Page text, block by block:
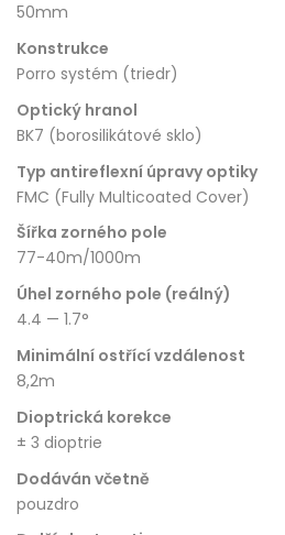
50mm
Konstrukce
Porro systém (triedr)
Optický hranol
BK7 (borosilikátové sklo)
Typ antireflexní úpravy optiky
FMC (Fully Multicoated Cover)
Šířka zorného pole
77-40m/1000m
Úhel zorného pole (reálný)
4.4 — 1.7°
Minimální ostřící vzdálenost
8,2m
Dioptrická korekce
± 3 dioptrie
Dodáván včetně
pouzdro